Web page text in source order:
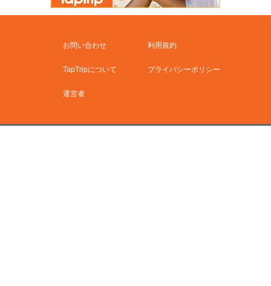
お問い合わせ 利用規約
TapTripについて プライバシーポリシー
運営者